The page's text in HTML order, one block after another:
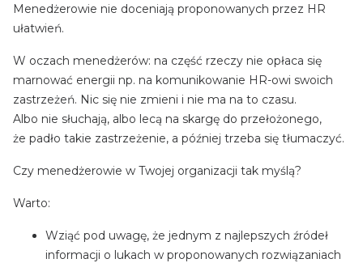
Menedżerowie nie doceniają proponowanych przez HR
ułatwień.
W oczach menedżerów: na część rzeczy nie opłaca się
marnować energii np. na komunikowanie HR-owi swoich
zastrzeżeń. Nic się nie zmieni i nie ma na to czasu.
Albo nie słuchają, albo lecą na skargę do przełożonego,
że padło takie zastrzeżenie, a później trzeba się tłumaczyć.
Czy menedżerowie w Twojej organizacji tak myślą?
Warto:
Wziąć pod uwagę, że jednym z najlepszych źródeł
informacji o lukach w proponowanych rozwiązaniach